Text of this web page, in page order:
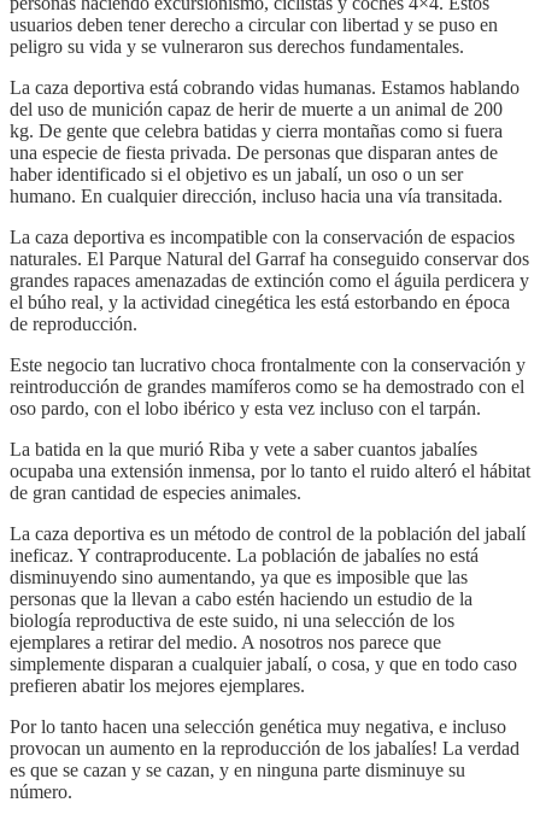
usuarios deben tener derecho a circular con libertad y se puso en
peligro su vida y se vulneraron sus derechos fundamentales.
La caza deportiva está cobrando vidas humanas. Estamos hablando
del uso de munición capaz de herir de muerte a un animal de 200
kg. De gente que celebra batidas y cierra montañas como si fuera
una especie de fiesta privada. De personas que disparan antes de
haber identificado si el objetivo es un jabalí, un oso o un ser
humano. En cualquier dirección, incluso hacia una vía transitada.
La caza deportiva es incompatible con la conservación de espacios
naturales. El Parque Natural del Garraf ha conseguido conservar dos
grandes rapaces amenazadas de extinción como el águila perdicera y
el búho real, y la actividad cinegética les está estorbando en época
de reproducción.
Este negocio tan lucrativo choca frontalmente con la conservación y
reintroducción de grandes mamíferos como se ha demostrado con el
oso pardo, con el lobo ibérico y esta vez incluso con el tarpán.
La batida en la que murió Riba y vete a saber cuantos jabalíes
ocupaba una extensión inmensa, por lo tanto el ruido alteró el hábitat
de gran cantidad de especies animales.
La caza deportiva es un método de control de la población del jabalí
ineficaz. Y contraproducente. La población de jabalíes no está
disminuyendo sino aumentando, ya que es imposible que las
personas que la llevan a cabo estén haciendo un estudio de la
biología reproductiva de este suido, ni una selección de los
ejemplares a retirar del medio. A nosotros nos parece que
simplemente disparan a cualquier jabalí, o cosa, y que en todo caso
prefieren abatir los mejores ejemplares.
Por lo tanto hacen una selección genética muy negativa, e incluso
provocan un aumento en la reproducción de los jabalíes! La verdad
es que se cazan y se cazan, y en ninguna parte disminuye su
número.